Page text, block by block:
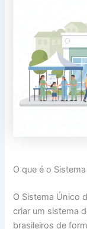
O que é o
O Sistema Único
criar um sistema
brasileiros de